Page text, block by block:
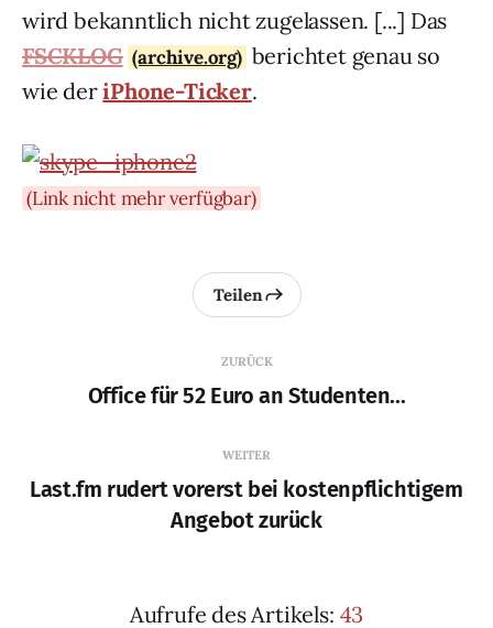
wird bekanntlich nicht zugelassen. [...] Das
FSCKLOG (archive.org)berichtet genau so
wie deriPhone-Ticker.
(Link nicht mehr verfügbar)
ZURÜCK
Office für 52 Euro an Studenten...
Teilen
WEITER
Last.fm rudert vorerst bei kostenpflichtigem
Angebot zurück
Aufrufe des Artikels: 43